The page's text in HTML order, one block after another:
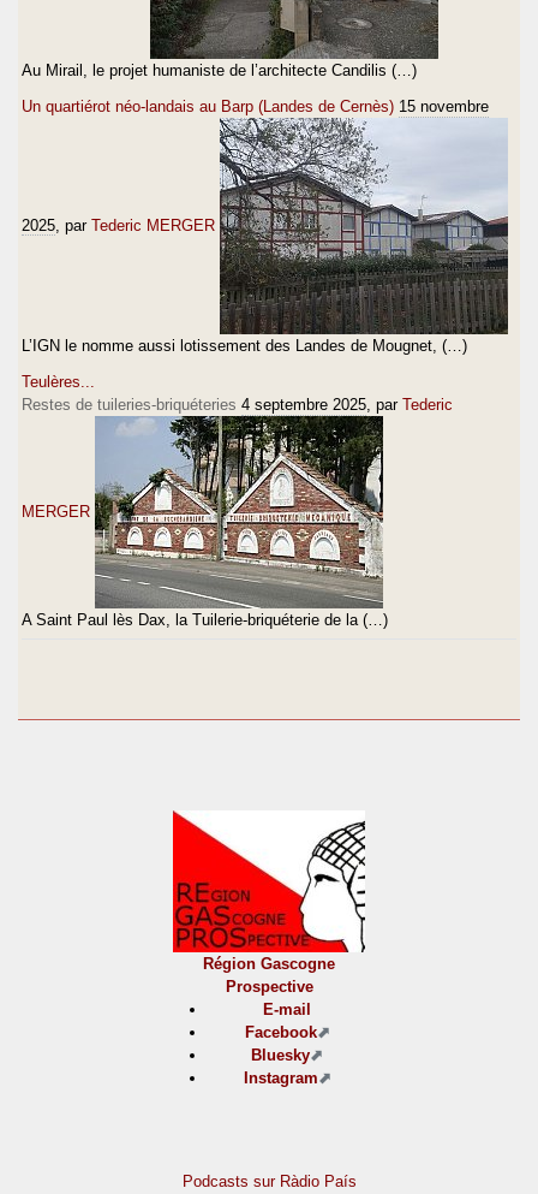
Au Mirail, le projet humaniste de l’architecte Candilis (…)
Un quartiérot néo-landais au Barp (Landes de Cernès) 15 novembre
2025 , par Tederic MERGER
L’IGN le nomme aussi lotissement des Landes de Mougnet, (…)
Teulères...
Restes de tuileries-briquéteries 4 septembre 2025, par Tederic
MERGER
A Saint Paul lès Dax, la Tuilerie-briquéterie de la (…)
Région Gascogne
Prospective
E-mail
Facebook
Bluesky
Instagram
Podcasts sur Ràdio País